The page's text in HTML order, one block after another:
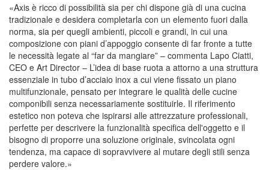
«Axis è ricco di possibilità sia per chi dispone già di una cucina
tradizionale e desidera completarla con un elemento fuori dalla
norma, sia per quegli ambienti, piccoli e grandi, in cui una
composizione con piani d’appoggio consente di far fronte a tutte
le necessità legate al “far da mangiare” – commenta Lapo Ciatti,
CEO e Art Director – L’idea di base ruota a attorno a una struttura
essenziale in tubo d’acciaio inox a cui viene fissato un piano
multifunzionale, pensato per integrare le qualità delle cucine
componibili senza necessariamente sostituirle. Il riferimento
estetico non poteva che ispirarsi alle attrezzature professionali,
perfette per descrivere la funzionalità specifica dell'oggetto e il
bisogno di proporre una soluzione originale, svincolata ogni
tendenza, ma capace di sopravvivere al mutare degli stili senza
perdere valore.»